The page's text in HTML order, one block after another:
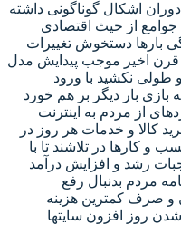
اشکال گوناگونی داشته
از حیث اقتصادی
بارها دستخوش تغییرات
اخیر موجب پیدایش مدل
طولی نکشید با ورود
بازی بار دیگر بر هم خورد
از مردم به اینترنت
کالا و خدمات هر روز در
کارها در تلاشند تا با
رشد و افزایش درآمد
مردم بدنبال رفع
و صرف کمترین هزینه
روز افزون سایتها